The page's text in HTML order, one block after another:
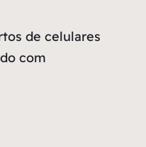
de celulares
com